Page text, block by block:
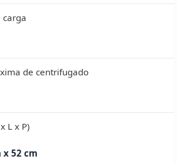
carga
de centrifugado
L x P)
x 52 cm